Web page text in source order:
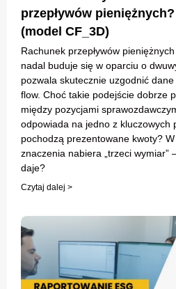
przepływów
(model CF_3D)
Rachunek przepływów
nadal buduje się w oparciu o
pozwala skutecznie uzgodnić
flow. Choć takie podejście dobrze
między pozycjami
odpowiada na jedno z kluczowych
pochodzą prezentowane kwoty?
znaczenia nabiera „trzeci wymiar”
daje?
Czytaj dalej >